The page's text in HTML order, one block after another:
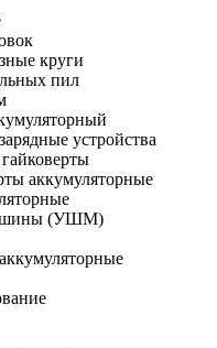
круги
пил
устройства
аккумуляторные
(УШМ)